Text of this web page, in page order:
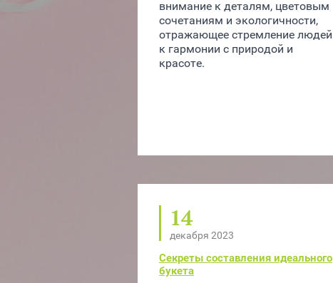
внимание к деталям, цветовым
сочетаниям и экологичности,
отражающее стремление людей
к гармонии с природой и
красоте.
14
декабря 2023
Секреты составления идеального
букета